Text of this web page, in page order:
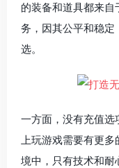
的装备和道具都来
务，因其公平和稳
选。
一方面，没有充值选
上玩游戏需要有更
境中，只有技术和耐